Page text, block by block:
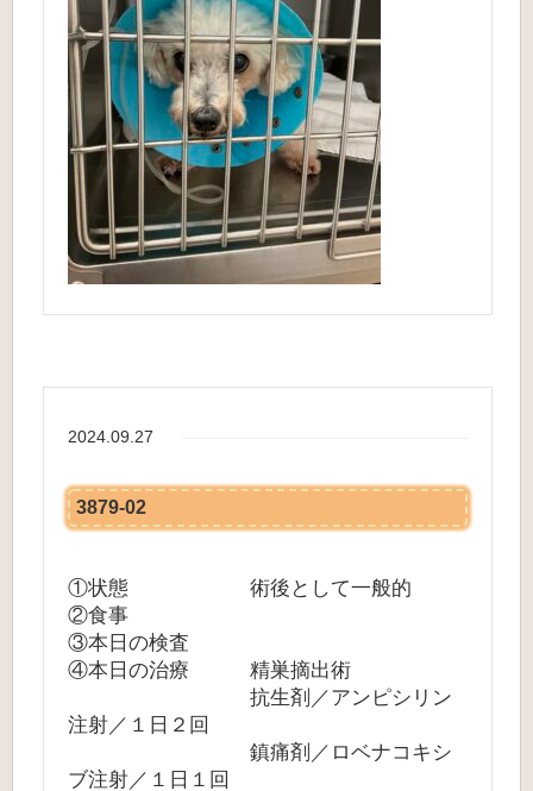
2024.09.27
3879-02
①状態 術後として一般的
②食事
③本日の検査
④本日の治療 精巣摘出術
抗生剤／アンピシリン
注射／１日２回
鎮痛剤／ロベナコキシ
ブ注射／１日１回